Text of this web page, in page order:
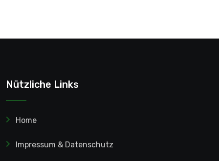
Nützliche Links
Home
Impressum & Datenschutz